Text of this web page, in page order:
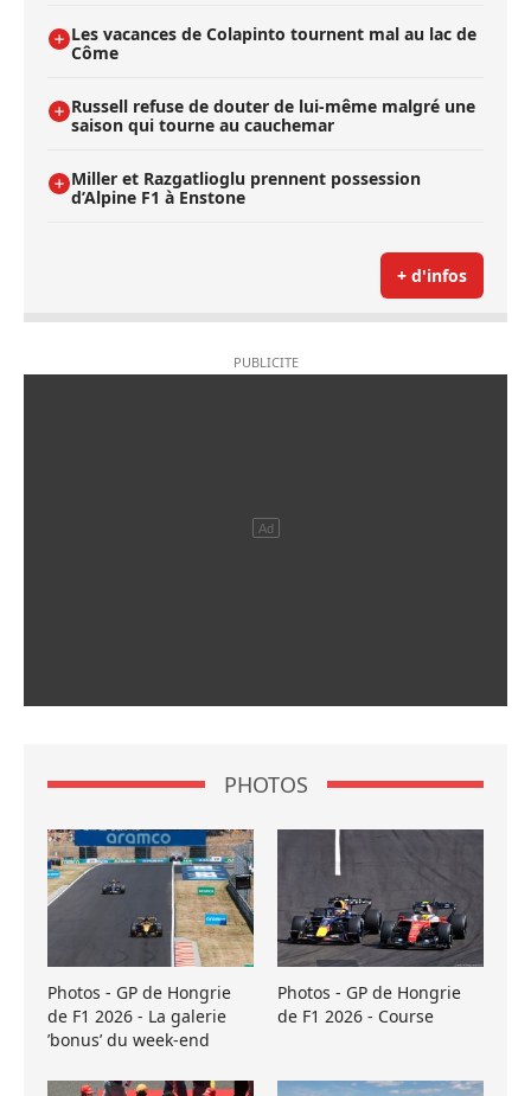
Les vacances de Colapinto tournent mal au lac de
Côme
Russell refuse de douter de lui-même malgré une
saison qui tourne au cauchemar
Miller et Razgatlioglu prennent possession
d’Alpine F1 à Enstone
+ d'infos
PHOTOS
Photos - GP de Hongrie
de F1 2026 - La galerie
’bonus’ du week-end
Photos - GP de Hongrie
de F1 2026 - Course